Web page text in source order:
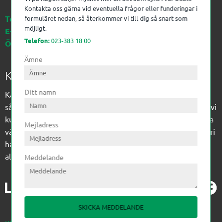
Telefon:023-383 18 00
E-post:kagon@kagon.se
Öppettider:Måndag-Fredag, 07-16
Kagon AB
Kagon har sedan 1972 levererat kompetens till
sågverksindustrin och övrig industri. Till träindustrin tillför vi
kunskap med optimeringslösningar från timmerplanen hela
vägen fram till paketering/emballering och till övrig industri
har vi ett komplement sortiment av teknikprodukter med
allt ifrån slangtillverkning till transmission och lager.
Kontakta oss gärna vid eventuella frågor eller funderingar i
formuläret nedan, så återkommer vi till dig så snart som
möjligt.
Telefon:023-383 18 00
Ämne
Ditt namn
Mejladress
Meddelande
SKICKA MEDDELANDE